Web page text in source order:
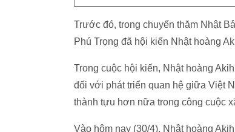
Trước đó, trong chuyến thăm Nhật
Phú Trọng đã hội kiến Nhật hoàng
Trong cuộc hội kiến, Nhật hoàng
đối với phát triển quan hệ giữa Việt
thành tựu hơn nữa trong công cuộc
Vào hôm nay (30/4), Nhật hoàng